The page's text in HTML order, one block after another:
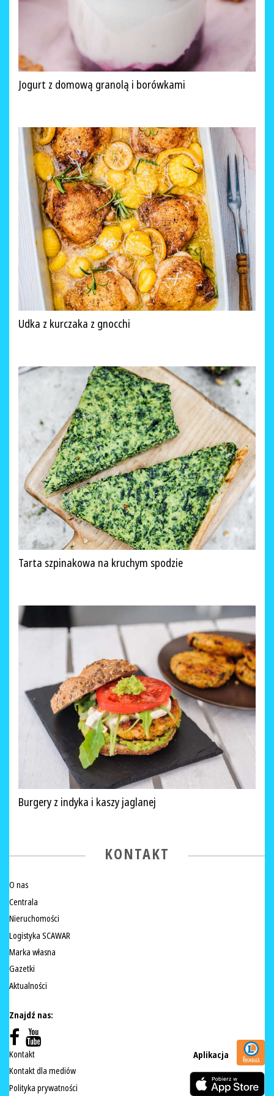
Jogurt z domową granolą i borówkami
Udka z kurczaka z gnocchi
Tarta szpinakowa na kruchym spodzie
Burgery z indyka i kaszy jaglanej
KONTAKT
O nas
Centrala
Nieruchomości
Logistyka SCAWAR
Marka własna
Gazetki
Aktualności
Znajdź nas:
Kontakt
Kontakt dla mediów
Polityka prywatności
Aplikacja